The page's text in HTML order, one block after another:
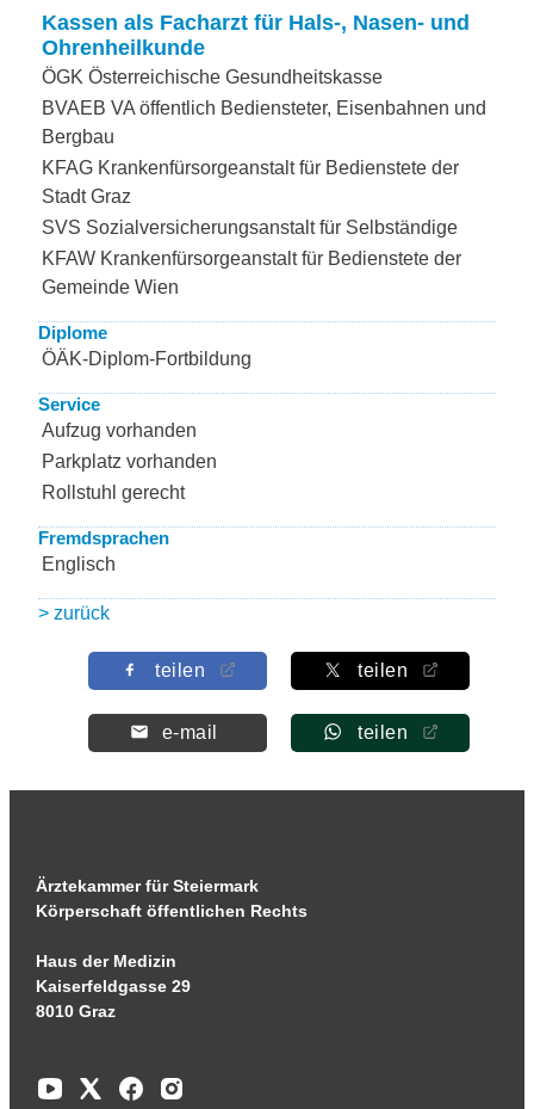
Kassen als Facharzt für Hals-, Nasen- und
Ohrenheilkunde
ÖGK Österreichische Gesundheitskasse
BVAEB VA öffentlich Bediensteter, Eisenbahnen und
Bergbau
KFAG Krankenfürsorgeanstalt für Bedienstete der
Stadt Graz
SVS Sozialversicherungsanstalt für Selbständige
KFAW Krankenfürsorgeanstalt für Bedienstete der
Gemeinde Wien
Diplome
ÖÄK-Diplom-Fortbildung
Service
Aufzug vorhanden
Parkplatz vorhanden
Rollstuhl gerecht
Fremdsprachen
Englisch
> zurück
teilen teilen
e-mail teilen
Ärztekammer für Steiermark
Körperschaft öffentlichen Rechts
Haus der Medizin
Kaiserfeldgasse 29
8010 Graz